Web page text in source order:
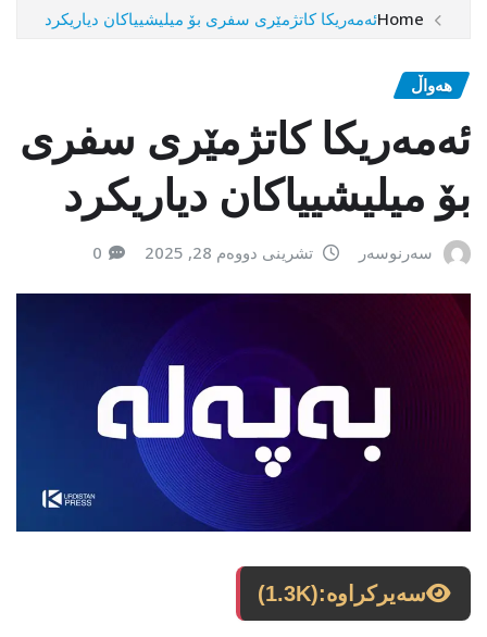
Homeئەمەریکا کاتژمێری سفری بۆ میلیشییاکان دیاریکرد
هەواڵ
ئەمەریکا کاتژمێری سفری
بۆ میلیشییاکان دیاریکرد
سەرنوسەر تشرینی دووەم 28, 2025 0
سەیرکراوە:(1.3K)